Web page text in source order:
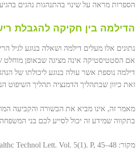
הספרות מראה על שינוי בהתנהגות נהגים
הדילמה בין חקיקה להגבלת
נתונים אלו מעלים דילמה ושאלה בנוגע לגיל
אם הסטטיסטיקה אינה מציגה שבאופן מוחלט
דילמה נוספת אשר עולה בנוגע ליכולתו של
זאת כיוון שבתהליך הדמנציה תהליך השיפוט
מאמר זה, אינו מביא את הבשורה והקביעה
בתקווה שמידע זה יכול לסייע לכם בני
מקור: Albert, G., Lotan, T., Weiss, P. & Shiftan, Y. (2018). The challenge of safe driving among elderly drivers. Healthc Technol Lett. Vol. 5(1). P, 45–48.